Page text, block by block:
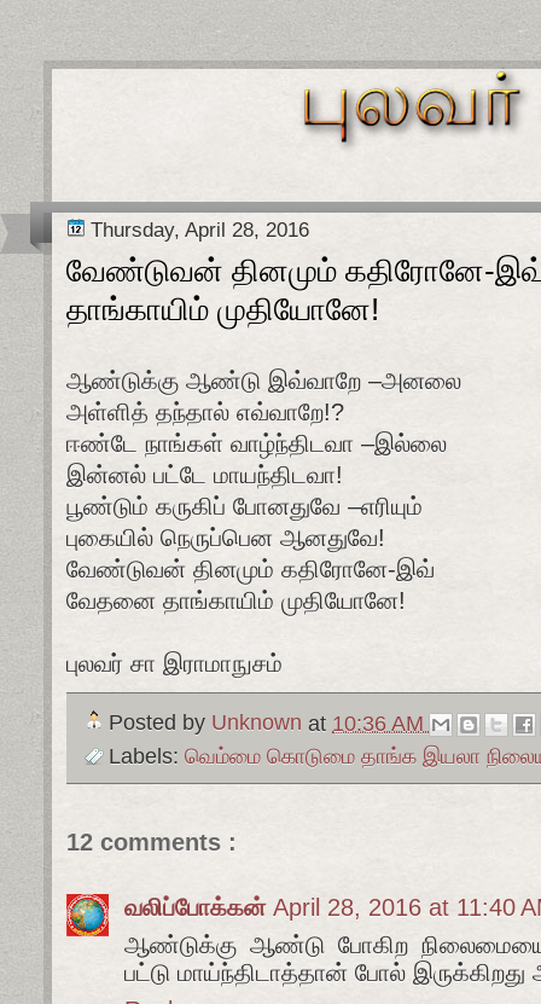
Thursday, April 28, 2016
வேண்டுவன் தினமும் கதிரோனே-
தாங்காயிம் முதியோனே!
ஆண்டுக்கு ஆண்டு இவ்வாறே –அனலை
அள்ளித் தந்தால் எவ்வாறே!?
ஈண்டே நாங்கள் வாழ்ந்திடவா –இல்லை
இன்னல் பட்டே மாயந்திடவா!
பூண்டும் கருகிப் போனதுவே –எரியும்
புகையில் நெருப்பென ஆனதுவே!
வேண்டுவன் தினமும் கதிரோனே-இவ்
வேதனை தாங்காயிம் முதியோனே!
புலவர் சா இராமாநுசம்
Posted by Unknown at 10:36 AM
Labels: வெம்மை கொடுமை தாங்க இயலா
12 comments :
வலிப்போக்கன் April 28, 2016 at 11:40
ஆண்டுக்கு ஆண்டு போகிற
பட்டு மாய்ந்திடாத்தான் போல்